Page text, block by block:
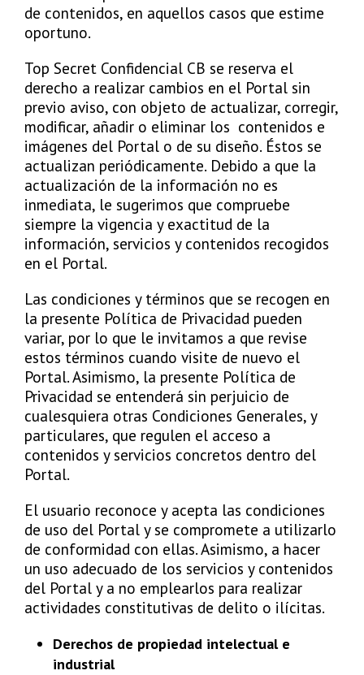
de contenidos, en aquellos casos que estime
oportuno.
Top Secret Confidencial CB se reserva el
derecho a realizar cambios en el Portal sin
previo aviso, con objeto de actualizar, corregir,
modificar, añadir o eliminar los contenidos e
imágenes del Portal o de su diseño. Éstos se
actualizan periódicamente. Debido a que la
actualización de la información no es
inmediata, le sugerimos que compruebe
siempre la vigencia y exactitud de la
información, servicios y contenidos recogidos
en el Portal.
Las condiciones y términos que se recogen en
la presente Política de Privacidad pueden
variar, por lo que le invitamos a que revise
estos términos cuando visite de nuevo el
Portal. Asimismo, la presente Política de
Privacidad se entenderá sin perjuicio de
cualesquiera otras Condiciones Generales, y
particulares, que regulen el acceso a
contenidos y servicios concretos dentro del
Portal.
El usuario reconoce y acepta las condiciones
de uso del Portal y se compromete a utilizarlo
de conformidad con ellas. Asimismo, a hacer
un uso adecuado de los servicios y contenidos
del Portal y a no emplearlos para realizar
actividades constitutivas de delito o ilícitas.
Derechos de propiedad intelectual e
industrial